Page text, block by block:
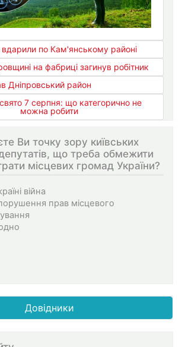
вдарили по Кам'янському районі
на фабриці загинув робітник
Дніпровський район
7 серпня: що категорично не
можна робити
Ви точку зору київських
депутатів, що треба обмежити
місцевих громад України?
війна
прав місцевого
Довідники